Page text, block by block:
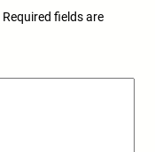
Required fields are